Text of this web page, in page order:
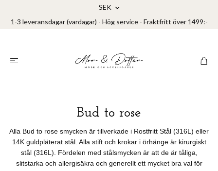
SEK
1-3 leveransdagar (vardagar) - Hög service - Fraktfritt över 1499:-
Bud to rose
Alla Bud to rose smycken är tillverkade i Rostfritt Stål (316L) eller
14K guldpläterat stål. Alla stift och krokar i örhänge är kirurgiskt
stål (316L). Fördelen med stålsmycken är att de är tåliga,
slitstarka och allergisäkra och generellt ett mycket bra val för